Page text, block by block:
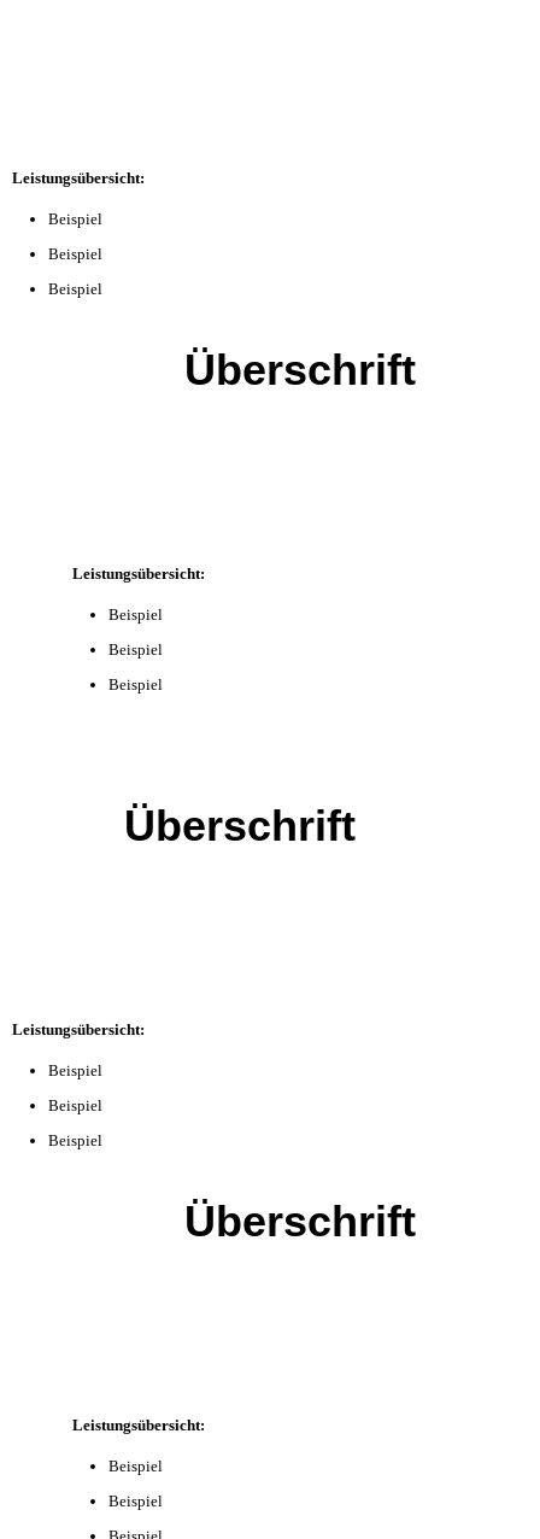
Leistungsübersicht:
Beispiel
Beispiel
Beispiel
Überschrift
Leistungsübersicht:
Beispiel
Beispiel
Beispiel
Überschrift
Leistungsübersicht:
Beispiel
Beispiel
Beispiel
Überschrift
Leistungsübersicht:
Beispiel
Beispiel